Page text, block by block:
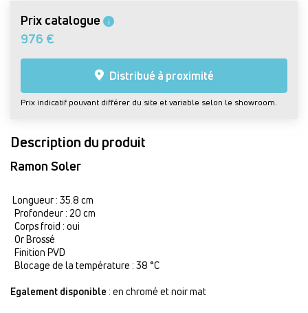
Prix catalogue i
976 €
Distribué à proximité
Prix indicatif pouvant différer du site et variable selon le showroom.
Description du produit
Ramon Soler
Longueur : 35.8 cm
Profondeur : 20 cm
Corps froid : oui
Or Brossé
Finition PVD
Blocage de la température : 38 °C
Egalement disponible : en chromé et noir mat